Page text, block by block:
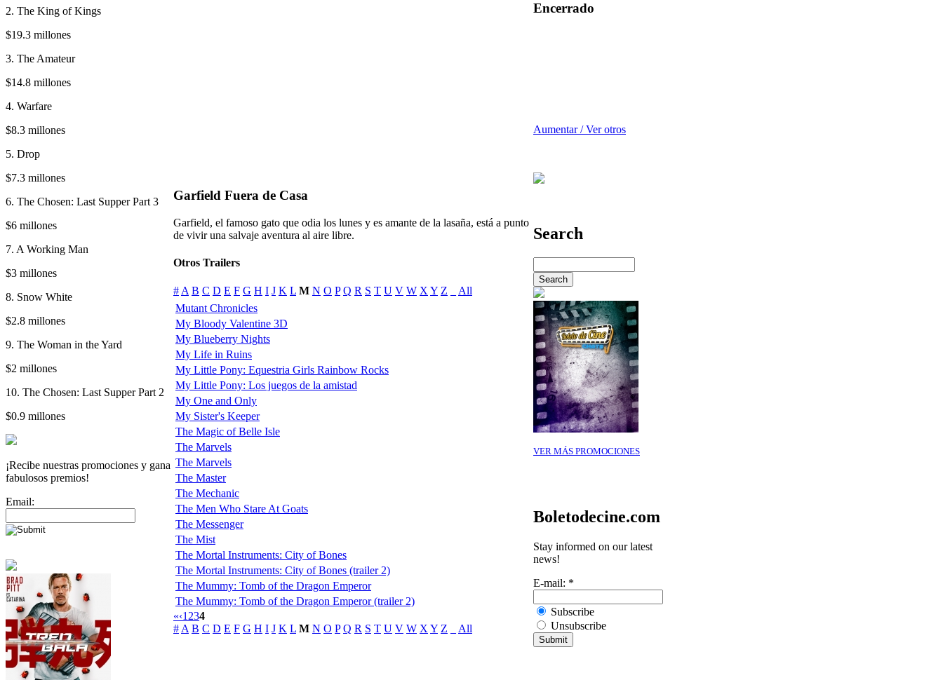
2. The King of Kings
$19.3 millones
3. The Amateur
$14.8 millones
4. Warfare
$8.3 millones
5. Drop
$7.3 millones
6. The Chosen: Last Supper Part 3
$6 millones
7. A Working Man
$3 millones
8. Snow White
$2.8 millones
9. The Woman in the Yard
$2 millones
10. The Chosen: Last Supper Part 2
$0.9 millones
¡Recibe nuestras promociones y gana
fabulosos premios!
Email:
Garfield Fuera de Casa
Garfield, el famoso gato que odia los lunes y es amante de la lasaña, está a punto
de vivir una salvaje aventura al aire libre.
Otros Trailers
# A B C D E F G H I J K L M N O P Q R S T U V W X Y Z
All
Mutant Chronicles
My Bloody Valentine 3D
My Blueberry Nights
My Life in Ruins
My Little Pony: Equestria Girls Rainbow Rocks
My Little Pony: Los juegos de la amistad
My One and Only
My Sister's Keeper
The Magic of Belle Isle
The Marvels
The Marvels
The Master
The Mechanic
The Men Who Stare At Goats
The Messenger
The Mist
The Mortal Instruments: City of Bones
The Mortal Instruments: City of Bones (trailer 2)
The Mummy: Tomb of the Dragon Emperor
The Mummy: Tomb of the Dragon Emperor (trailer 2)
«‹1 234
# A B C D E F G H I J K L M N O P Q R S T U V W X Y Z All
Encerrado
Aumentar / Ver otros
Search
VER MÁS PROMOCIONES
Boletodecine.com
Stay informed on our latest
news!
E-mail: *
Subscribe
Unsubscribe